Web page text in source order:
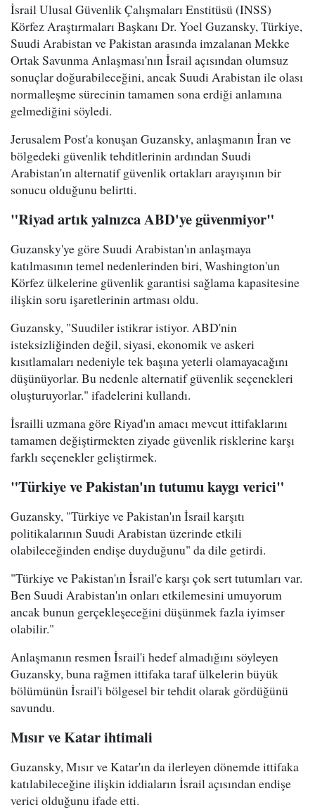
İsrail Ulusal Güvenlik Çalışmaları Enstitüsü (INSS)
Körfez Araştırmaları Başkanı Dr. Yoel Guzansky, Türkiye,
Suudi Arabistan ve Pakistan arasında imzalanan Mekke
Ortak Savunma Anlaşması'nın İsrail açısından olumsuz
sonuçlar doğurabileceğini, ancak Suudi Arabistan ile olası
normalleşme sürecinin tamamen sona erdiği anlamına
gelmediğini söyledi.
Jerusalem Post'a konuşan Guzansky, anlaşmanın İran ve
bölgedeki güvenlik tehditlerinin ardından Suudi
Arabistan'ın alternatif güvenlik ortakları arayışının bir
sonucu olduğunu belirtti.
"Riyad artık yalnızca ABD'ye güvenmiyor"
Guzansky'ye göre Suudi Arabistan'ın anlaşmaya
katılmasının temel nedenlerinden biri, Washington'un
Körfez ülkelerine güvenlik garantisi sağlama kapasitesine
ilişkin soru işaretlerinin artması oldu.
Guzansky, "Suudiler istikrar istiyor. ABD'nin
isteksizliğinden değil, siyasi, ekonomik ve askeri
kısıtlamaları nedeniyle tek başına yeterli olamayacağını
düşünüyorlar. Bu nedenle alternatif güvenlik seçenekleri
oluşturuyorlar." ifadelerini kullandı.
İsrailli uzmana göre Riyad'ın amacı mevcut ittifaklarını
tamamen değiştirmekten ziyade güvenlik risklerine karşı
farklı seçenekler geliştirmek.
"Türkiye ve Pakistan'ın tutumu kaygı verici"
Guzansky, "Türkiye ve Pakistan'ın İsrail karşıtı
politikalarının Suudi Arabistan üzerinde etkili
olabileceğinden endişe duyduğunu" da dile getirdi.
"Türkiye ve Pakistan'ın İsrail'e karşı çok sert tutumları var.
Ben Suudi Arabistan'ın onları etkilemesini umuyorum
ancak bunun gerçekleşeceğini düşünmek fazla iyimser
olabilir."
Anlaşmanın resmen İsrail'i hedef almadığını söyleyen
Guzansky, buna rağmen ittifaka taraf ülkelerin büyük
bölümünün İsrail'i bölgesel bir tehdit olarak gördüğünü
savundu.
Mısır ve Katar ihtimali
Guzansky, Mısır ve Katar'ın da ilerleyen dönemde ittifaka
katılabileceğine ilişkin iddiaların İsrail açısından endişe
verici olduğunu ifade etti.